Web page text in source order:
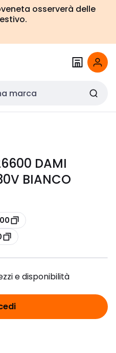
osserverà delle
DAMI
BIANCO
e disponibilità